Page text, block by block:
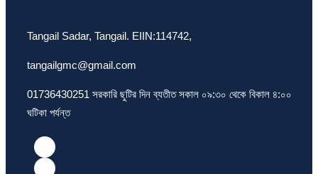
Tangail Sadar, Tangail. EIIN:114742,
tangailgmc@gmail.com
01736430251 সরকারি ছুটির দিন ব্যতীত সকাল ০৯:৩০ থেকে বিকাল ৪:০০
ঘটিকা পর্যন্ত